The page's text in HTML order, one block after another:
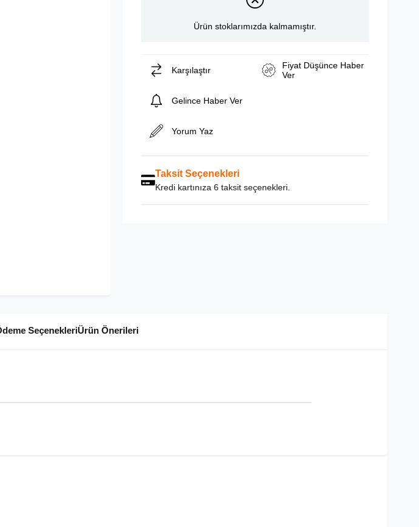
Ürün stoklarımızda kalmamıştır.
Karşılaştır
Fiyat Düşünce Haber
Ver
Gelince Haber Ver
Yorum Yaz
Taksit Seçenekleri
Kredi kartınıza 6 taksit seçenekleri.
SeçenekleriÜrün Önerileri